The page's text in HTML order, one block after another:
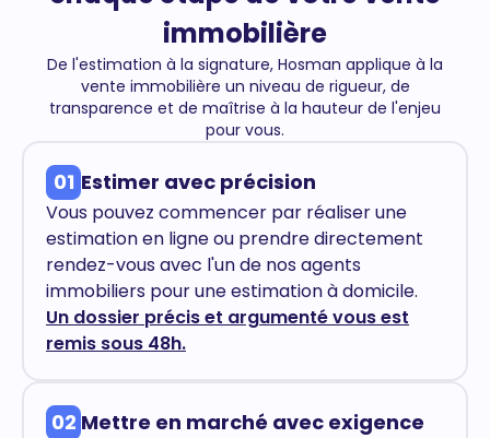
immobilière
De l'estimation à la signature, Hosman applique à la
vente immobilière un niveau de rigueur, de
transparence et de maîtrise à la hauteur de l'enjeu
pour vous.
01 Estimer avec précision
Vous pouvez commencer par réaliser une
estimation en ligne ou prendre directement
rendez-vous avec l'un de nos agents
immobiliers pour une estimation à domicile.
Un dossier précis et argumenté vous est
remis sous 48h.
02 Mettre en marché avec exigence